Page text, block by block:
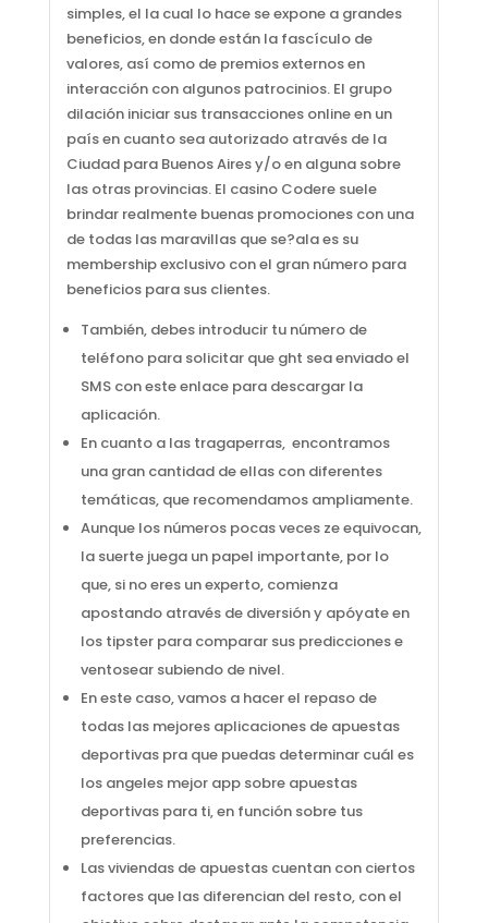
simples, el la cual lo hace se expone a grandes
beneficios, en donde están la fascículo de
valores, así como de premios externos en
interacción con algunos patrocinios. El grupo
dilación iniciar sus transacciones online en un
país en cuanto sea autorizado através de la
Ciudad para Buenos Aires y/o en alguna sobre
las otras provincias. El casino Codere suele
brindar realmente buenas promociones con una
de todas las maravillas que se?ala es su
membership exclusivo con el gran número para
beneficios para sus clientes.
También, debes introducir tu número de
teléfono para solicitar que ght sea enviado el
SMS con este enlace para descargar la
aplicación.
En cuanto a las tragaperras, encontramos
una gran cantidad de ellas con diferentes
temáticas, que recomendamos ampliamente.
Aunque los números pocas veces ze equivocan,
la suerte juega un papel importante, por lo
que, si no eres un experto, comienza
apostando através de diversión y apóyate en
los tipster para comparar sus predicciones e
ventosear subiendo de nivel.
En este caso, vamos a hacer el repaso de
todas las mejores aplicaciones de apuestas
deportivas pra que puedas determinar cuál es
los angeles mejor app sobre apuestas
deportivas para ti, en función sobre tus
preferencias.
Las viviendas de apuestas cuentan con ciertos
factores que las diferencian del resto, con el